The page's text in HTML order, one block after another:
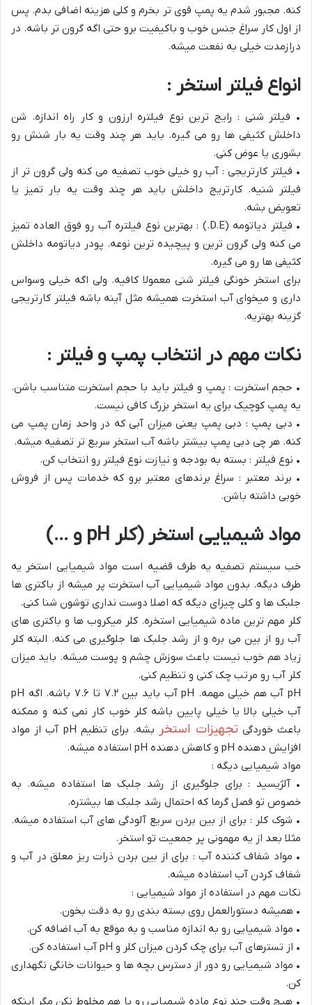
کنه. مجبور شدم یه پمپ قوی تر بخرم و کلی هزینه اضافی بدم. پس
از اول کار سراغ جنس خوب و باکیفیت برو حتی اگه گرون تر باشه. در
درازمدت خیلی به نفعت میشه.
انواع فیلتر استخر :
• فیلتر شنی : رایج ترین نوع فیلتره ارزون و کار راه اندازه. شن
داخلش کثیفی ها رو می گیره. باید هر چند وقت یه بار شنش رو
بشوری یا عوض کنی.
• فیلتر کارتریجی : آب رو خیلی خوب تصفیه می کنه ولی گرون تر از
فیلتر شنیه. کارتریج داخلش باید هر چند وقت یه بار تمیز یا
تعویض بشه.
• فیلتر دیاتومه (D.E.) : بهترین نوع فیلتره آب رو فوق العاده تمیز
می کنه ولی گرون ترین و پیچیده ترین نوعه. پودر دیاتومه داخلش
کثیفی ها رو می گیره.
برای استخر خونگی فیلتر شنی معمولا کافیه. ولی اگه خیلی وسواس
داری و میخوای آب استخرت همیشه مثل آینه باشه فیلتر کارتریجی
گزینه بهتریه.
نکات مهم در انتخاب پمپ و فیلتر :
• حجم استخرت : پمپ و فیلتر باید با حجم استخرت متناسب باشن.
یه پمپ کوچیک برای یه استخر بزرگ کافی نیست.
• دبی پمپ : دبی پمپ یعنی میزان آبی که در واحد زمان پمپ می
کنه. هر چی دبی پمپ بیشتر باشه آب استخر سریع تر تصفیه میشه.
• نوع فیلتر : بسته به بودجه و نیازت نوع فیلتر رو انتخاب کن.
• برند معتبر : سراغ برندهای معتبر برو که خدمات پس از فروش
خوبی داشته باشن.
مواد شیمیایی استخر (کلر pH و …)
خب سیستم تصفیه یه طرف قضیه است مواد شیمیایی استخر یه
طرف دیگه. بدون مواد شیمیایی آب استخرت پر میشه از باکتری ها
جلبک ها و کلی چیزای دیگه که اصلا دوست نداری توشون شنا کنی.
کلر مهم ترین ماده شیمیایی استخره. کلر میکروب ها و باکتری های
آب رو از بین می بره و از رشد جلبک ها جلوگیری می کنه. البته کلر
زیاد هم خوب نیست باعث سوزش چشم و پوست میشه. باید میزان
کلر آب رو مرتب چک کنی و تنظیم کنی.
pH آب هم خیلی مهمه. pH آب باید بین ۷.۲ تا ۷.۶ باشه. اگه pH
آب خیلی بالا یا خیلی پایین باشه کلر خوب کار نمی کنه و ممکنه
باعث خوردگی تجهیزات استخر
بشه. برای تنظیم pH آب از مواد
افزایش دهنده pH و کاهش دهنده pH استفاده میشه.
مواد شیمیایی دیگه :
• آلژیسید : برای جلوگیری از رشد جلبک ها استفاده میشه. به
خصوص تو فصل گرما که احتمال رشد جلبک ها بیشتره.
• شوک کلر : برای از بین بردن سریع آلودگی های آب استفاده میشه.
مثلا بعد از یه مهمونی پر جمعیت تو استخر.
• مواد شفاف کننده آب : برای از بین بردن ذرات ریز معلق در آب و
شفاف کردن آب استفاده میشه.
نکات مهم در استفاده از مواد شیمیایی :
• همیشه دستورالعمل روی بسته بندی رو به دقت بخون.
• مواد شیمیایی رو به اندازه مناسب و به موقع به آب اضافه کن.
• از تسترهای آب برای چک کردن میزان کلر و pH آب استفاده کن.
• مواد شیمیایی رو دور از دسترس بچه ها و حیوانات خانگی نگهداری
کن.
• هیچ وقت چند نوع ماده شیمیایی رو با هم مخلوط نکن مگر اینکه